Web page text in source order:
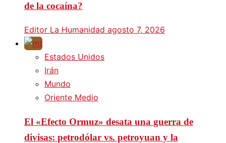
de la cocaína?
Editor La Humanidad agosto 7, 2026
Estados Unidos
Irán
Mundo
Oriente Medio
El «Efecto Ormuz» desata una guerra de
divisas: petrodólar vs. petroyuan y la